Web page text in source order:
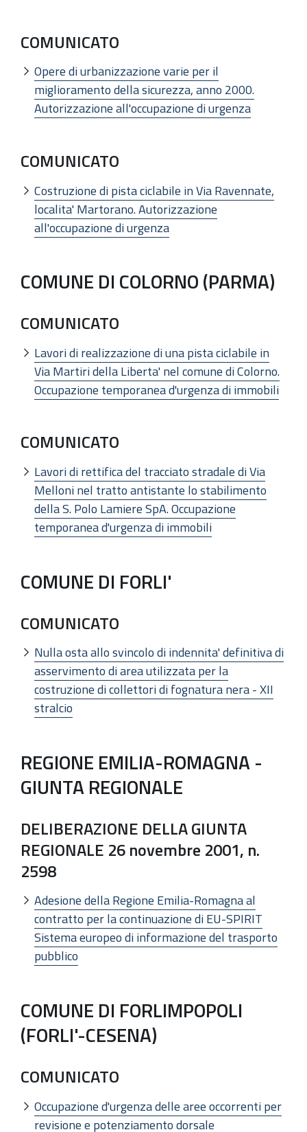
COMUNICATO
Opere di urbanizzazione varie per il
miglioramento della sicurezza, anno 2000.
Autorizzazione all'occupazione di urgenza
COMUNICATO
Costruzione di pista ciclabile in Via Ravennate,
localita' Martorano. Autorizzazione
all'occupazione di urgenza
COMUNE DI COLORNO (PARMA)
COMUNICATO
Lavori di realizzazione di una pista ciclabile in
Via Martiri della Liberta' nel comune di Colorno.
Occupazione temporanea d'urgenza di immobili
COMUNICATO
Lavori di rettifica del tracciato stradale di Via
Melloni nel tratto antistante lo stabilimento
della S. Polo Lamiere SpA. Occupazione
temporanea d'urgenza di immobili
COMUNE DI FORLI'
COMUNICATO
Nulla osta allo svincolo di indennita' definitiva di
asservimento di area utilizzata per la
costruzione di collettori di fognatura nera - XII
stralcio
REGIONE EMILIA-ROMAGNA -
GIUNTA REGIONALE
DELIBERAZIONE DELLA GIUNTA
REGIONALE 26 novembre 2001, n.
2598
Adesione della Regione Emilia-Romagna al
contratto per la continuazione di EU-SPIRIT
Sistema europeo di informazione del trasporto
pubblico
COMUNE DI FORLIMPOPOLI
(FORLI'-CESENA)
COMUNICATO
Occupazione d'urgenza delle aree occorrenti per
revisione e potenziamento dorsale